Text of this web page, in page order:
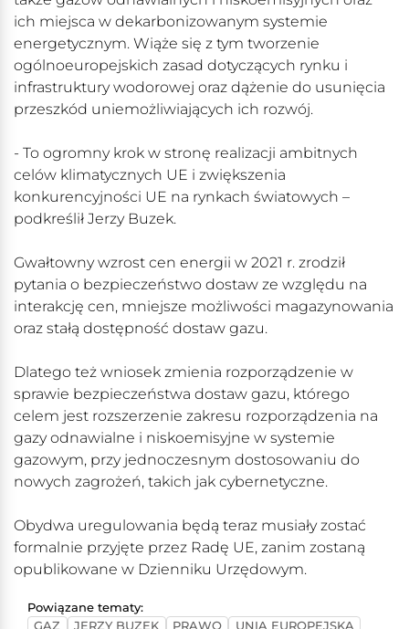
ich miejsca w dekarbonizowanym systemie
energetycznym. Wiąże się z tym tworzenie
ogólnoeuropejskich zasad dotyczących rynku i
infrastruktury wodorowej oraz dążenie do usunięcia
przeszkód uniemożliwiających ich rozwój.
- To ogromny krok w stronę realizacji ambitnych
celów klimatycznych UE i zwiększenia
konkurencyjności UE na rynkach światowych –
podkreślił Jerzy Buzek.
Gwałtowny wzrost cen energii w 2021 r. zrodził
pytania o bezpieczeństwo dostaw ze względu na
interakcję cen, mniejsze możliwości magazynowania
oraz stałą dostępność dostaw gazu.
Dlatego też wniosek zmienia rozporządzenie w
sprawie bezpieczeństwa dostaw gazu, którego
celem jest rozszerzenie zakresu rozporządzenia na
gazy odnawialne i niskoemisyjne w systemie
gazowym, przy jednoczesnym dostosowaniu do
nowych zagrożeń, takich jak cybernetyczne.
Obydwa uregulowania będą teraz musiały zostać
formalnie przyjęte przez Radę UE, zanim zostaną
opublikowane w Dzienniku Urzędowym.
Powiązane tematy:
GAZ
JERZY BUZEK PRAWO UNIA EUROPEJSKA